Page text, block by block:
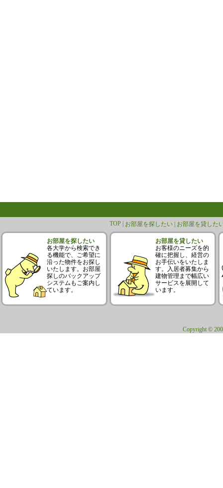
TOP | お部屋を探したい | お部屋を貸した
お部屋を探したい
各大学から検索でき
る機能で、ご希望に
沿った物件をお探し
いたします。お部屋
探しのバックアップ
システムもご案内し
ています。
お部屋を貸したい
お客様のニーズを的
確に把握し、経営の
お手伝いをいたしま
す。入居者募集から
建物管理まで幅広い
サービスを展開して
います。
Copyright ©